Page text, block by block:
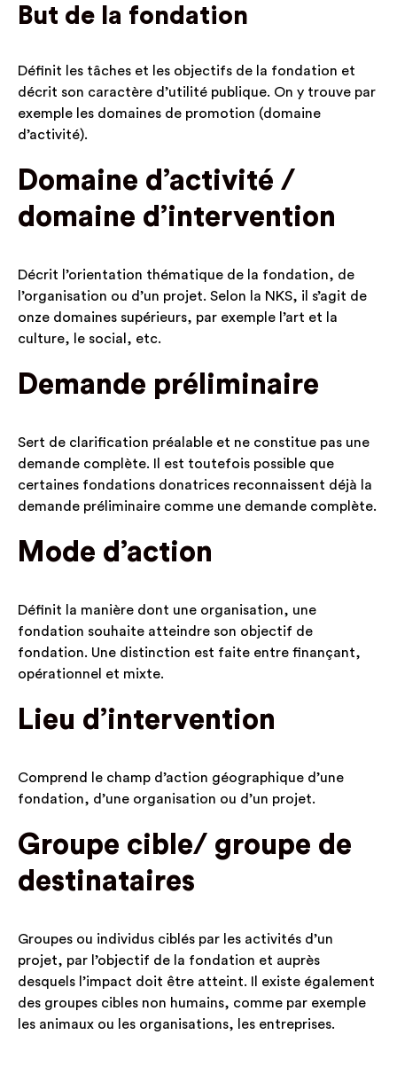
But de la fondation
Définit les tâches et les objectifs de la fondation et
décrit son caractère d’utilité publique. On y trouve par
exemple les domaines de promotion (domaine
d’activité).
Domaine d’activité /
domaine d’intervention
Décrit l’orientation thématique de la fondation, de
l’organisation ou d’un projet. Selon la NKS, il s’agit de
onze domaines supérieurs, par exemple l’art et la
culture, le social, etc.
Demande préliminaire
Sert de clarification préalable et ne constitue pas une
demande complète. Il est toutefois possible que
certaines fondations donatrices reconnaissent déjà la
demande préliminaire comme une demande complète.
Mode d’action
Définit la manière dont une organisation, une
fondation souhaite atteindre son objectif de
fondation. Une distinction est faite entre finançant,
opérationnel et mixte.
Lieu d’intervention
Comprend le champ d’action géographique d’une
fondation, d’une organisation ou d’un projet.
Groupe cible/ groupe de
destinataires
Groupes ou individus ciblés par les activités d’un
projet, par l’objectif de la fondation et auprès
desquels l’impact doit être atteint. Il existe également
des groupes cibles non humains, comme par exemple
les animaux ou les organisations, les entreprises.